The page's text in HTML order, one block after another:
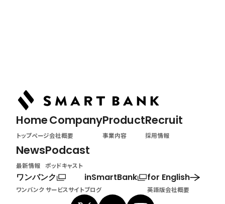
Home
トップページ
Company
会社概要
Product
事業内容
Recruit
採用情報
News
最新情報
Podcast
ポッドキャスト
ワンバンク
ワンバンク サービスサイト
inSmartBank
ブログ
for English
英語版会社概要